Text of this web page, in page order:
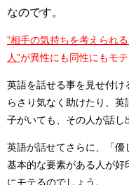
なのです。
”相手の気持ちを考えられ
人”が異性にも同性にもモテ
英語を話せる事を見せ付け
らさり気なく助けたり、
子がいても、その人が話し
英語が話せてさらに、「優
基本的な要素がある人が好
にモテるのでしょう。